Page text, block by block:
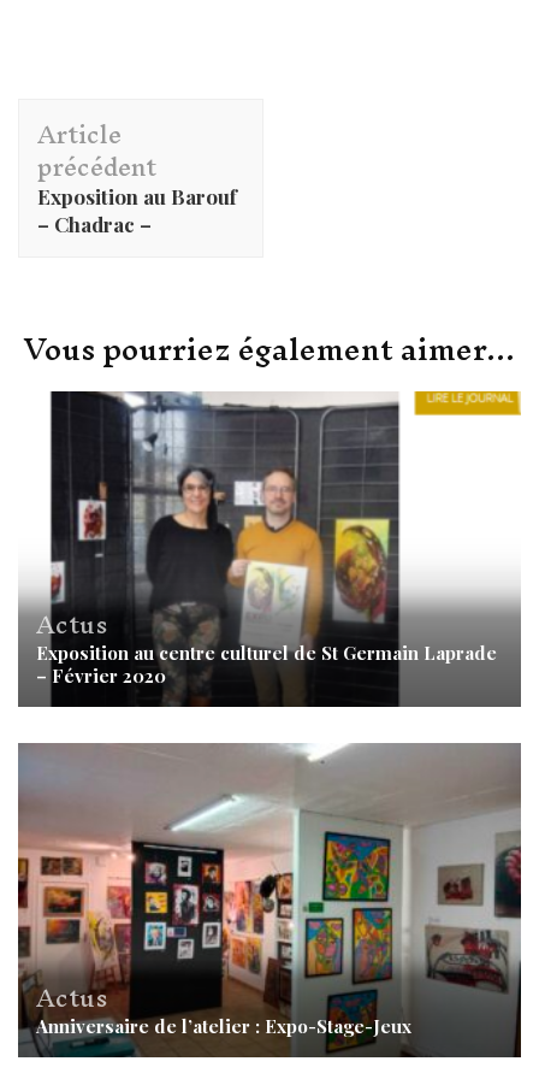
Navigation
d'article
Article
précédent
Exposition au Barouf
– Chadrac –
Vous pourriez également aimer...
Actus
Exposition au centre culturel de St Germain Laprade
– Février 2020
Actus
Anniversaire de l’atelier : Expo-Stage-Jeux